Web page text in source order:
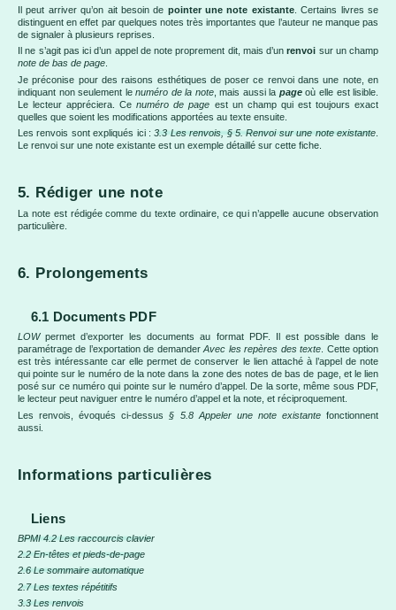
Il peut arriver qu’on ait besoin de pointer une note existante. Certains livres se
distinguent en effet par quelques notes très importantes que l’auteur ne manque pas
de signaler à plusieurs reprises.
Il ne s’agit pas ici d’un appel de note proprement dit, mais d’unrenvoi sur un champ
note de bas de page.
Je préconise pour des raisons esthétiques de poser ce renvoi dans une note, en
indiquant non seulement lenuméro de la note, mais aussi la page où elle est lisible.
Le lecteur appréciera. Cenuméro de page est un champ qui est toujours exact
quelles que soient les modifications apportées au texte ensuite.
Les renvois sont expliqués ici :3.3 Les renvois, § 5. Renvoi sur une note existante
Le renvoi sur une note existante est un exemple détaillé sur cette fiche.
5. Rédiger une note
La note est rédigée comme du texte ordinaire, ce qui n’appelle aucune observation
particulière.
6. Prolongements
6.1 Documents PDF
LOWpermet d’exporter les documents au format PDF. Il est possible dans le
paramétrage de l’exportation de demanderAvec les repères des texte . Cette option
est très intéressante car elle permet de conserver le lien attaché à l’appel de note
qui pointe sur le numéro de la note dans la zone des notes de bas de page, et le lien
posé sur ce numéro qui pointe sur le numéro d’appel. De la sorte, même sous PDF,
le lecteur peut naviguer entre le numéro d’appel et la note, et réciproquement.
Les renvois, évoqués ci-dessus§ 5.8 Appeler une note existantefonctionnent
aussi.
Informations particulières
Liens
BPMI 4.2 Les raccourcis clavier
2.2 En-têtes et pieds-de-page
2.6 Le sommaire automatique
2.7 Les textes répétitifs
3.3 Les renvois